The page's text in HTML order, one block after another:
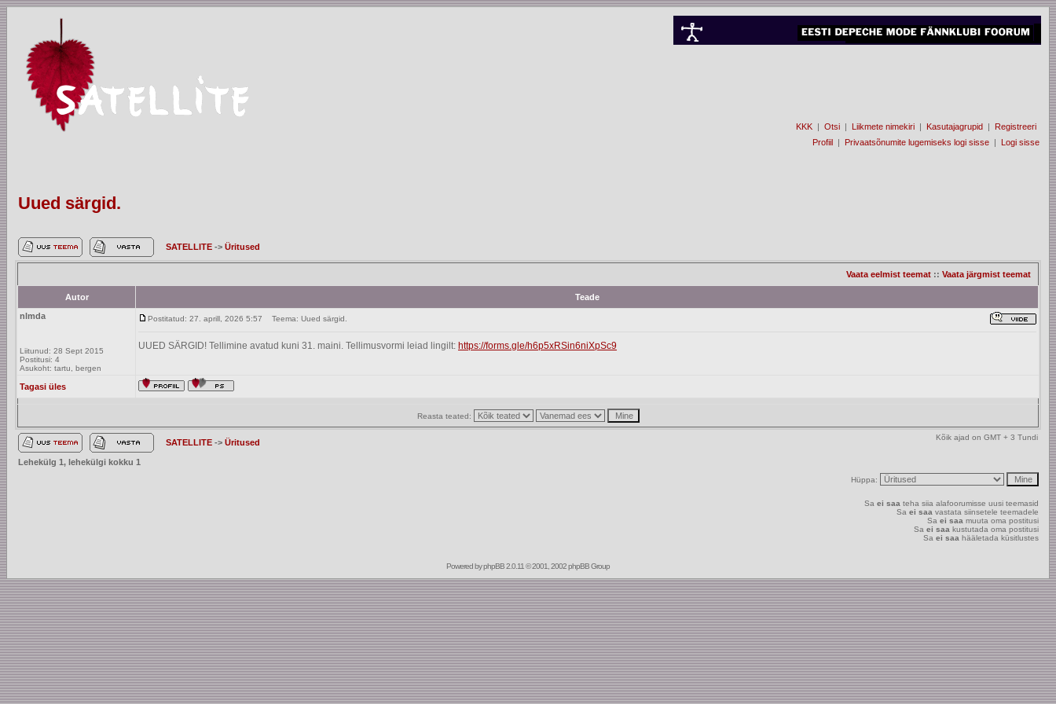
KKK | Otsi | Liikmete nimekiri | Kasutajagrupid | Registreeri
Profiil | Privaatsõnumite lugemiseks logi sisse | Logi sisse
Uued särgid.
SATELLITE -> Üritused
Vaata eelmist teemat :: Vaata järgmist teemat
Autor
Teade
nlmda
Liitunud: 28 Sept 2015
Postitusi: 4
Asukoht: tartu, bergen
Postitatud: 27. aprill, 2026 5:57 Teema: Uued särgid.
UUED SÄRGID! Tellimine avatud kuni 31. maini. Tellimusvormi leiad lingilt: https://forms.gle/h6p5xRSin6niXpSc9
Tagasi üles
Reasta teated:
SATELLITE -> Üritused
Kõik ajad on GMT + 3 Tundi
Lehekülg 1, lehekülgi kokku 1
Hüppa:
Sa ei saa teha siia alafoorumisse uusi teemasid
Sa ei saa vastata siinsetele teemadele
Sa ei saa muuta oma postitusi
Sa ei saa kustutada oma postitusi
Sa ei saa hääletada küsitlustes
Powered byphpBB2.0.11 © 2001, 2002 phpBB Group